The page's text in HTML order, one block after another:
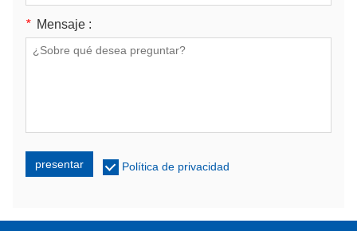
* Mensaje :
presentar Política de privacidad